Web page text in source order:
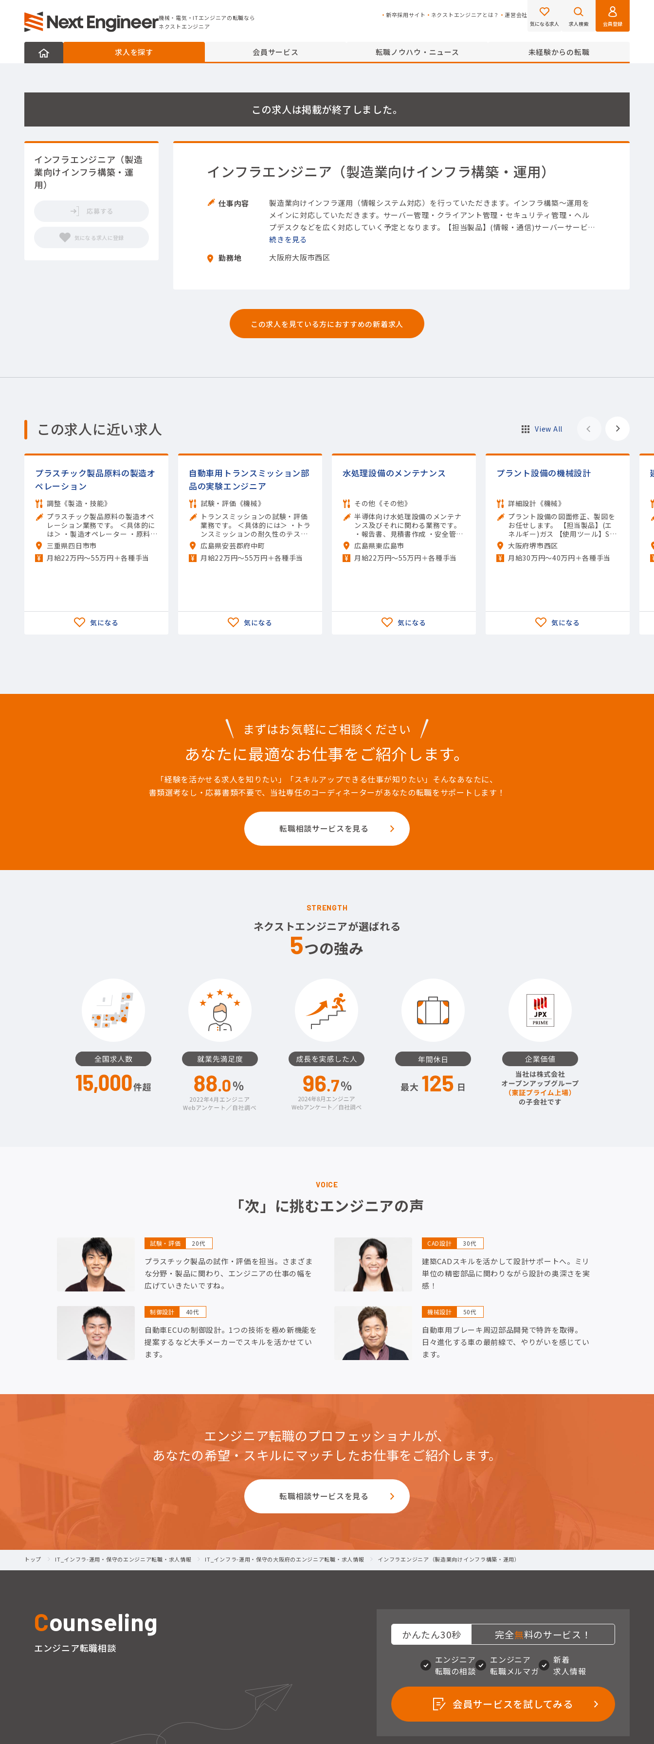
機械・電気・ITエンジニアの転職なら
機械・電気・ITエンジニアの転職なら
ネクストエンジニア
新卒採用サイト ネクストエンジニアとは？ 運営会社
気になる求人 求人検索 会員登録
求人を探す 会員サービス 転職ノウハウ・ニュース 未経験からの転職
この求人は掲載が終了しました。
インフラエンジニア（製造
業向けインフラ構築・運
用）
応募する
インフラエンジニア（製造業向けインフラ構築・運用）
仕事内容 製造業向けインフラ運用（情報システム対応）を行っていただきます。 インフラ構築～運用を
メインに対応していただきます。 サーバー管理・クライアント管理・セキュリティ管理・ヘル
プデスクなどを広く対応していく予定となります。
【担当製品】(情報・通信)サーバーサービス
【使用ツール】その他サーバ
続きを
勤務地
大阪府大阪市西区
この求人を見ている方におすすめの新着求人
この求人に近い求人 View All
プラスチック製品原料の製造オ
ペレーション
調整《製造・技能》
プラスチック製品原料の製造オペ
レーション業務です。 ＜具体的に
は＞ ・製造オペレーター ・原料の
投入 ・機械の操作や清掃 ・メンテ
ナンスなど 【担当製品】(素材・
素材加工品)石油化学製品 【使用
三重県四日市市
月給22万円〜55万円＋各種手当
自動車用トランスミッション部
品の実験エンジニア
試験・評価《機械》
トランスミッションの試験・評価
業務です。 ＜具体的には＞ ・トラ
ンスミッションの耐久性のテスト
実施 ・製品の熱への強さの評価 ・
構造上の強度の確認 ・異音や揺れ
が発生しないかのチェック ・テス
広島県安芸郡府中町
月給22万円〜55万円＋各種手当
水処理設備のメンテナンス
その他《その他》
半導体向け水処理設備のメンテナ
ンス及びそれに関わる業務です。
・報告書、見積書作成 ・安全管理
・品質管理など 【担当製品】(半
導体関連)その他半導体関連 【使
用ツール】Excel（入力）; その他
広島県東広島市
月給22万円〜55万円＋各種手当
プラント設備の機械設計
詳細設計《機械》
プラント設備の図面修正、製図を
お任せします。 【担当製品】(エ
ネルギー)ガス 【使用ツール】Sol
idWorks; Inventor; AutoCAD（2
D）
大阪府堺市西区
月給30万円～40万円＋各種手当
まずはお気軽にご相談ください
あなたに最適なお仕事を ご紹介します。
「経験を活かせる求人を知りたい」「スキルアップできる仕事が知りたい」そんなあなたに、
書類選考なし・応募書類不要で、当社専任のコーディネーターがあなたの転職をサポートします！
転職相談サービスを見る
STRENGTH
ネクストエンジニアが選ばれる
5つの強み
VOICE
「次」に挑むエンジニアの声
試験・評価 20代
プラスチック製品の試作・評価を担当。さまざま
な分野・製品に関わり、エンジニアの仕事の幅を
広げていきたいですね。
CAD設計 30代
建築CADスキルを活かして設計サポートへ。ミリ
単位の精密部品に関わりながら設計の奥深さを実
感！
制御設計 40代
自動車ECUの制御設計。1つの技術を極め新機能を
提案するなど大手メーカーでスキルを活かせてい
ます。
機械設計 50代
自動車用ブレーキ周辺部品開発で特許を取得。
日々進化する車の最前線で、やりがいを感じてい
ます。
エンジニア転職のプロフェッショナルが、
あなたの希望・スキルにマッチしたお仕事をご紹介します。
転職相談サービスを見る
トップ IT_インフラ-運用・保守のエンジニア転職・求人情報 IT_インフラ-運用・保守の大阪府のエンジニア転職・求人情報 インフラエンジニア（製造業向けインフラ構築・運用）
Counseling
エンジニア転職相談
かんたん30秒 完全無料のサービス！
エンジニア
転職の相談
エンジニア
転職メルマガ
新着
求人情報
会員サービスを試してみる